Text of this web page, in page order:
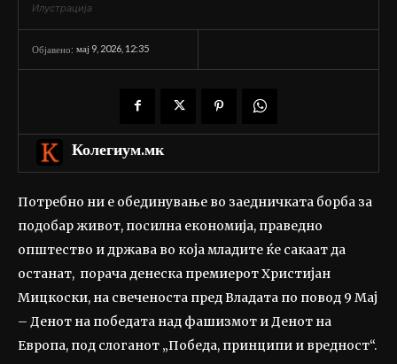
Илустрација
Објавено: мај 9, 2026, 12:35
Колегиум.мк
Потребно ни е обединување во заедничката борба за
подобар живот, посилна економија, праведно
општество и држава во која младите ќе сакаат да
останат, порача денеска премиерот Христијан
Мицкоски, на свеченоста пред Владата по повод 9 Мај
– Денот на победата над фашизмот и Денот на
Европа, под слоганот „Победа, принципи и вредност“.